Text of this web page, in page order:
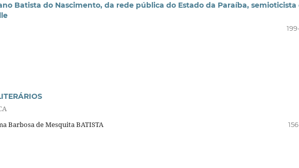
Batista do Nascimento, da rede pública do Estado da Paraíba, semioticista
Barbosa de Mesquita BATISTA